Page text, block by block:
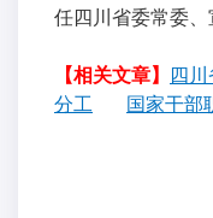
任四川省委常委、
【相关文章】 四
分工
国家干部